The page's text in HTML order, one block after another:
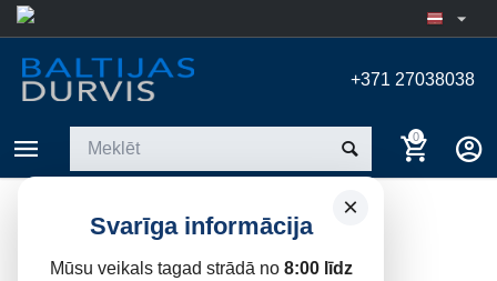
+371 27038038
0
×
Svarīga informācija
Mūsu veikals tagad strādā no 8:00 līdz
PIRTS DURVIS
Sākums / Pirts durvis